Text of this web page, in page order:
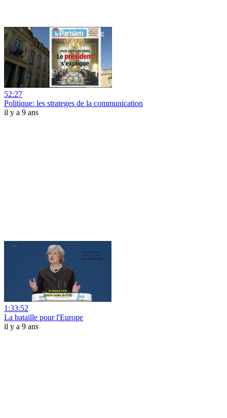
52:27
Politique: les strateges de la communication
il y a 9 ans
1:33:52
La bataille pour l'Europe
il y a 9 ans